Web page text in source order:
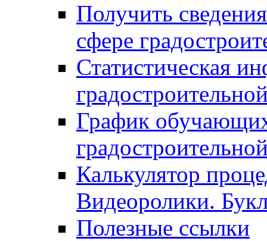
Получить
сфере
Статистическая
График
Калькулятор
Видеоролики.
Полезные ссылки